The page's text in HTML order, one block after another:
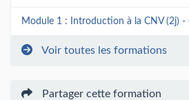
Module 1 : Introduction à la CNV (2j) -
Voir toutes les formations
Partager cette formation